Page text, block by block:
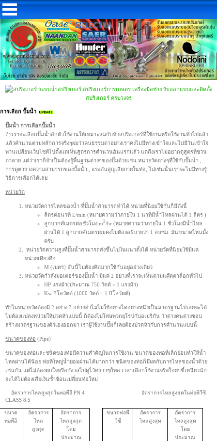
การเลือก ปั๊มน้ำ
ปั๊มน้ำ การเลือกปั๊มน้ำ
ถ้าเราจะเลือกปั๊มน้ำสักตัวใช้งานให้เหมาะสมกับหัวสปริงเกอร์ที่ใช้งานหรือใช้งานทั่วไปแล้ว
แล้วคำนวนตามหลักการจริงๆผมว่าคนธรรมดาอย่างเราคงไม่มีทางเข้าใจและไม่มีวันเข้าใจ
พานเปลียนเว็บไซท์ไปตั้งแต่เห็นสูตรการคำนวนอันแรกแล้ว แต่ถึงเราไม่อยากดูสูตรที่ชวน
ตาลาย แต่ว่าเราก็จำเป็นต้องรู้พื้นฐานต่างๆของปั๊มด้วยเช่น หน่วยวัดต่างๆที่ใช้กับปั๊มน้ำ ,
การดูตารางความสามารถของปั๊มน้ำ , แรงดันสูญเสียภายในท่อ, ไม่เช่นนั้นเราจะไม่มีทางรู้
วิธีการเลือกได้เลย
หน่วยวัด
หน่วยวัดการไหลของน้ำ ที่ปั๊มน้ำสามารถทำได้ หน่วยที่นิยมใช้กันก็มีดังนี้
ลิตรต่อนาที L/min (หมายความว่าภายใน 1 นาทีมีน้ำไหลผ่านได้ 1 ลิตร )
ลูกบากศ์เมตรต่อชั่วโมง m3/hr (หมายความว่าภายใน 1 ชั่วโมงมีน้ำไหล
ผ่านได้ 1 ลูกบากศ์เมตร)ผมคงไม่ต้องอธิบายว่า 1 ลบซม. มันขนาดไหนมั้ง
ครับ
หน่วยวัดความสูงที่ปั๊มน้ำสามารถส่งขึ้นไปในแนวตั้งได้ หน่วยวัดที่นิยมใช้มีแค่
หน่วยเดียวคือ
M (เมตร) อันนี้ไม่ต้องคิดมากใช้กันอยู่อย่างเดียว
หน่วยวัดกำลังมอเตอร์ของปั๊มน้ำ มีแค่ 2 อย่างที่เราจะเห็นตามแค๊ตตาล็อกทั่วไป
HP แรงม้า(ประมาณ 750 วัตต์ = 1 แรงม้า)
Kw กิโลวัตต์ (1000 วัตต์ = 1 กิโลวัตต์)
ทำไมหน่วยวัดต้องมี 2 อย่าง 3 อย่างทำไมไม่ใช้อย่างไดอย่างหนึ่งเป็นมาตรฐานไปเลยจะได้
ไม่ต้องแปลงหน่วยให้ปวดหัวแบบนี้ ก็ต้องไปโทษพวกยุโรปกับอเมริกัน ว่าต่างคนต่างชอบ
สร้างมาตรฐานของตัวเองออกมา เราผู้ใช้งานปั๊มก็เลยต้องปวดหัวกับการคำนวนแบบนี้
ขนาดของท่อ (Pipe)
ขนาดของท่อและชนิดของท่อมีความสำคัญในการใช้งาน ขนาดของท่อที่เล็กย่อมทำให้น้ำ
ไหลผ่านได้น้อย ท่อที่ใหญ่น้ำย่อมผ่านได้มากกว่า ชนิดของท่อก็มึผลกับการไหลของน้ำด้วย
เช่นกัน แต่ไม่ต้องตกใจหรือกังวลไปดูไว้คราวๆก็พอ เวลาเลือกใช้งานจริงก็อย่าขี้เหนียวนัก
จะได้ไม่ต้องเสียเงินซ้ำซ้อนเปลี่ยนท่อใหม่
อัตราการไหลสูงสุดในท่อพีอีPN 4
อัตราการไหลสูงสุดในท่อพีวีซี
CLASS 8.5
ขนาด
ท่อพีอี
อัตราการ
ไหล
สูงสุด
อัตราการ
ไหลสูงสุด
โดย
ประมาณ
ขนาดท่อพี
วีซี
อัตราการ
ไหลสูงสุด
อัตราการ
ไหลสูงสุด
โดย
ประมาณ